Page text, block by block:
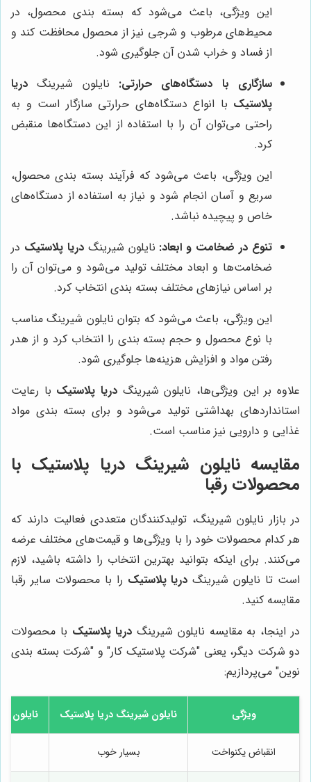
این ویژگی، باعث می‌شود که بسته بندی محصول، در
محیط‌های مرطوب و شرجی نیز از محصول محافظت کند و
از فساد و خراب شدن آن جلوگیری شود.
سازگاری با دستگاه‌های حرارتی: نایلون شیرینگ دریا
پلاستیک با انواع دستگاه‌های حرارتی سازگار است و به
راحتی می‌توان آن را با استفاده از این دستگاه‌ها منقبض
کرد.
این ویژگی، باعث می‌شود که فرآیند بسته بندی محصول،
سریع و آسان انجام شود و نیاز به استفاده از دستگاه‌های
خاص و پیچیده نباشد.
تنوع در ضخامت و ابعاد: نایلون شیرینگدریا پلاستیک در
ضخامت‌ها و ابعاد مختلف تولید می‌شود و می‌توان آن را
بر اساس نیازهای مختلف بسته بندی انتخاب کرد.
این ویژگی، باعث می‌شود که بتوان نایلون شیرینگ مناسب
با نوع محصول و حجم بسته بندی را انتخاب کرد و از هدر
رفتن مواد و افزایش هزینه‌ها جلوگیری شود.
علاوه بر این ویژگی‌ها، نایلون شیرینگ دریا پلاستیک با رعایت
استانداردهای بهداشتی تولید می‌شود و برای بسته بندی مواد
غذایی و دارویی نیز مناسب است.
مقایسه نایلون شیرینگدریا پلاستیک با
محصولات رقبا
در بازار نایلون شیرینگ، تولیدکنندگان متعددی فعالیت دارند که
هر کدام محصولات خود را با ویژگی‌ها و قیمت‌های مختلف عرضه
می‌کنند. برای اینکه بتوانید بهترین انتخاب را داشته باشید، لازم
است تا نایلون شیرینگ دریا پلاستیک را با محصولات سایر رقبا
مقایسه کنید.
در اینجا، به مقایسه نایلون شیرینگ دریا پلاستیک با محصولات
دو شرکت دیگر، یعنی "شرکت پلاستیک کار" و "شرکت بسته بندی
نوین" می‌پردازیم:
ویژگی نایلون شیرینگ دریا پلاستیک نایلون
انقباض یکنواخت بسیار خوب